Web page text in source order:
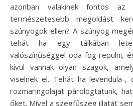
azonban valakinek fontos az
természetesebb megoldást
szúnyogok ellen? A szúnyog
tehát ha egy tálkában
valószínűséggel oda fog repülni,
kívül vannak olyan szagok,
viselnek el. Tehát ha levendula-
rozmaringolajat párologtatunk,
őket. Mivel a szegfűszeg illatát